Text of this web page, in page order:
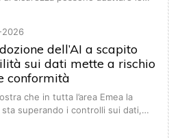
dell’AI a scapito
sui dati mette a rischio
conformità
che in tutta l’area Emea la
sta superando i controlli sui dati,…